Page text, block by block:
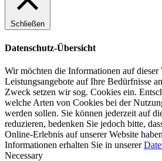
Schließen
Datenschutz-Übersicht
Wir möchten die Informationen auf dieser
Leistungsangebote auf Ihre Bedürfnisse
Zweck setzen wir sog. Cookies ein.
welche Arten von Cookies bei der
werden sollen. Sie können jederzeit auf
reduzieren, bedenken Sie jedoch bitte,
Online-Erlebnis auf unserer Website
Informationen erhalten Sie in unserer
Necessary